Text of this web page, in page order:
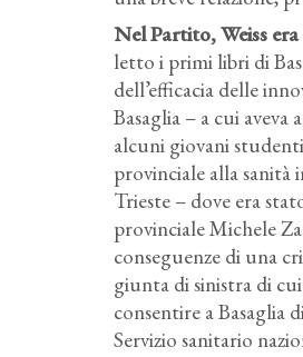
Nel Partito, Weiss
letto i primi libri di
dell’efficacia delle
Basaglia – a cui
alcuni giovani
provinciale alla sanità
Trieste – dove era
provinciale Michele
conseguenze di una
giunta di sinistra di
consentire a Basaglia
Servizio sanitario